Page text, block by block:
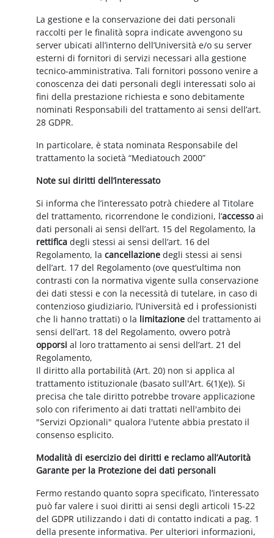
La gestione e la conservazione dei dati personali
raccolti per le finalità sopra indicate avvengono su
server ubicati all’interno dell’Università e/o su server
esterni di fornitori di servizi necessari alla gestione
tecnico-amministrativa. Tali fornitori possono venire a
conoscenza dei dati personali degli interessati solo ai
fini della prestazione richiesta e sono debitamente
nominati Responsabili del trattamento ai sensi dell’art.
28 GDPR.
In particolare, è stata nominata Responsabile del
trattamento la società “Mediatouch 2000”
Note sui diritti dell’interessato
Si informa che l’interessato potrà chiedere al Titolare
del trattamento, ricorrendone le condizioni, l’accessoai
dati personali ai sensi dell’art. 15 del Regolamento, la
rettificadegli stessi ai sensi dell’art. 16 del
Regolamento, lacancellazione degli stessi ai sensi
dell’art. 17 del Regolamento (ove quest’ultima non
contrasti con la normativa vigente sulla conservazione
dei dati stessi e con la necessità di tutelare, in caso di
contenzioso giudiziario, l’Università ed i professionisti
che li hanno trattati) o la limitazione del trattamento ai
sensi dell’art. 18 del Regolamento, ovvero potrà
opporsi al loro trattamento ai sensi dell’art. 21 del
Regolamento,
Il diritto alla portabilità (Art. 20) non si applica al
trattamento istituzionale (basato sull'Art. 6(1)(e)). Si
precisa che tale diritto potrebbe trovare applicazione
solo con riferimento ai dati trattati nell'ambito dei
"Servizi Opzionali" qualora l'utente abbia prestato il
consenso esplicito.
Modalità di esercizio dei diritti e reclamo all’Autorità
Garante per la Protezione dei dati personali
Fermo restando quanto sopra specificato, l’interessato
può far valere i suoi diritti ai sensi degli articoli 15-22
del GDPR utilizzando i dati di contatto indicati a pag. 1
della presente informativa. Per ulteriori informazioni,